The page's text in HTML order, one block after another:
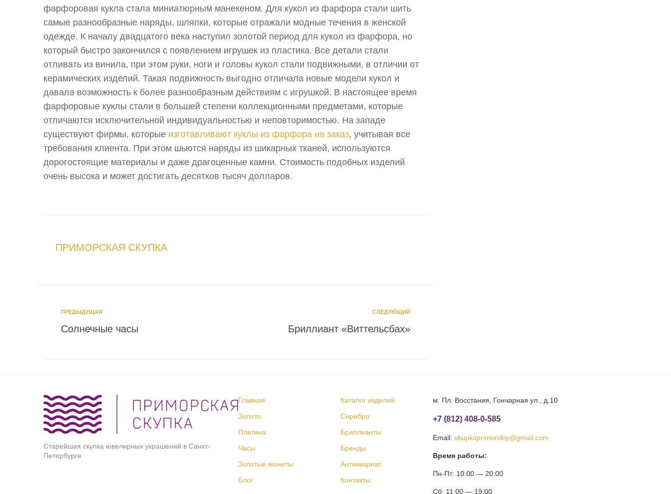
фарфоровая кукла стала миниатюрным манекеном. Для кукол из фарфора стали шить
самые разнообразные наряды, шляпки, которые отражали модные течения в женской
одежде. К началу двадцатого века наступил золотой период для кукол из фарфора, но
который быстро закончился с появлением игрушек из пластика. Все детали стали
отливать из винила, при этом руки, ноги и головы кукол стали подвижными, в отличии от
керамических изделий. Такая подвижность выгодно отличала новые модели кукол и
давала возможность к более разнообразным действиям с игрушкой. В настоящее время
фарфоровые куклы стали в большей степени коллекционными предметами, которые
отличаются исключительной индивидуальностью и неповторимостью. На западе
существуют фирмы, которые изготавливают куклы из фарфора на заказ, учитывая все
требования клиента. При этом шьются наряды из шикарных тканей, используются
дорогостоящие материалы и даже драгоценные камни. Стоимость подобных изделий
очень высока и может достигать десятков тысяч долларов.
ПРИМОРСКАЯ СКУПКА
ПРЕДЫДУЩАЯ
Солнечные часы
СЛЕДУЮЩИЙ
Бриллиант «Виттельсбах»
Старейшая скупка ювелирных украшений в Санкт-
Петербурге
Главная
Каталог изделий
Золото
Серебро
Платина
Бриллианты
Часы
Бренды
Золотые монеты
Антиквариат
Блог
Контакты
м. Пл. Восстания, Гончарная ул., д.10
+7 (812) 408-0-585
Email: skupkaprimorskiy@gmail.com
Время работы:
Пн-Пт: 10:00 — 20:00
Сб: 11:00 — 19:00